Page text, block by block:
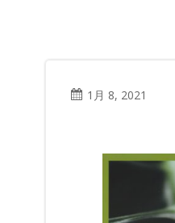
1月 8, 2021